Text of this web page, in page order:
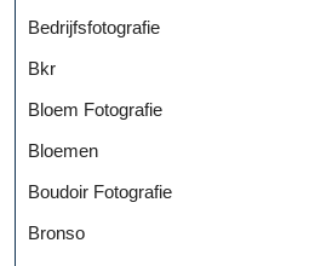
Bedrijfsfotografie
Bkr
Bloem Fotografie
Bloemen
Boudoir Fotografie
Bronso